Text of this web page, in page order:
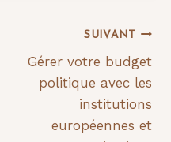
SUIVANT
Gérer votre budget
politique avec les
institutions
européennes et